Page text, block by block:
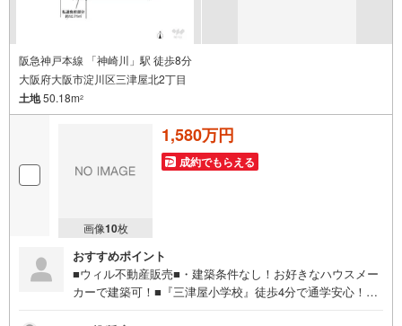
阪急神戸本線 「神崎川」駅 徒歩8分
大阪府大阪市淀川区三津屋北2丁目
土地50.18m2
画像10枚
1,580万円
成約でもらえる
おすすめポイント
■ウィル不動産販売■・建築条件なし！お好きなハウスメー
カーで建築可！■『三津屋小学校』徒歩4分で通学安心！■